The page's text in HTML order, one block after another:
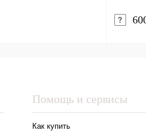
Помощь и сервисы
Как купить